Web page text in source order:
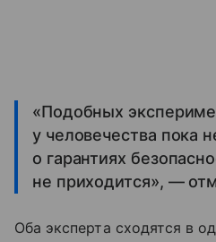
«Подобных
у человечества пока
о гарантиях
не приходится», —
Оба эксперта сходятся в